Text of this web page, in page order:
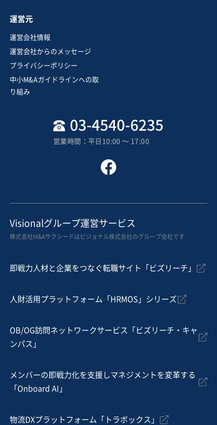
金融業、保険業
営業黒字 自走可能
九州地方
1,000万円〜5,000万円
〜5名
個人向けレンタル・リース
運営元
運営会社情報
運営会社からのメッセージ
プライバシーポリシー
中小M&Aガイドラインへの取
り組み
営業時間：平日10:00 〜 17:00
Visionalグループ運営サービス
株式会社M&Aサクシードはビジョナル株式会社のグループ会社です
即戦力人材と企業をつなぐ転職サイト「ビズリーチ」
人財活用プラットフォーム「HRMOS」シリーズ
OB/OG訪問ネットワークサービス「ビズリーチ・キャ
ンパス」
メンバーの即戦力化を支援しマネジメントを変革する
「Onboard AI」
物流DXプラットフォーム「トラボックス」